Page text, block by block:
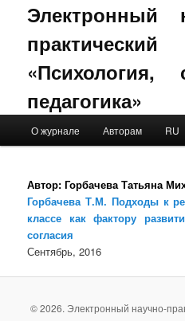
Электронный
«Психология,
педагогика»
Skip to primary content
Skip to secondary content
О журнале Авторам RU
Автор: Горбачева Татьяна
Горбачева Т.М. Подходы к
классе как фактору
согласия
Сентябрь, 2016
© 2026. Электронный научно-